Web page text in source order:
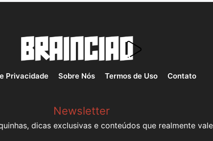
Privacidade Sobre Nós Termos de Uso Contato
Newsletter
dicas exclusivas e conteúdos que realmente